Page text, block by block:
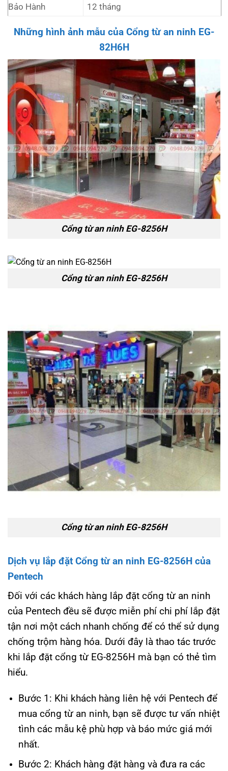
Bảo Hành
12 tháng
Những hình ảnh mẫu của Cổng từ an ninh EG-
82H6H
Cổng từ an ninh EG-8256H
Cổng từ an ninh EG-8256H
Cổng từ an ninh EG-8256H
Dịch vụ lắp đặt Cổng từ an ninh EG-8256H của
Pentech
Đối với các khách hàng lắp đặt cổng từ an ninh
của Pentech đều sẽ được miễn phí chi phí lắp đặt
tận nơi một cách nhanh chống để có thể sử dụng
chống trộm hàng hóa. Dưới đây là thao tác trước
khi lắp đặt cổng từ EG-8256H mà bạn có thẻ tìm
hiểu.
Bước 1: Khi khách hàng liên hệ với Pentech để
mua cổng từ an ninh, bạn sẽ được tư vấn nhiệt
tình các mẫu kệ phù hợp và báo mức giá mới
nhất.
Bước 2: Khách hàng đặt hàng và đưa ra các